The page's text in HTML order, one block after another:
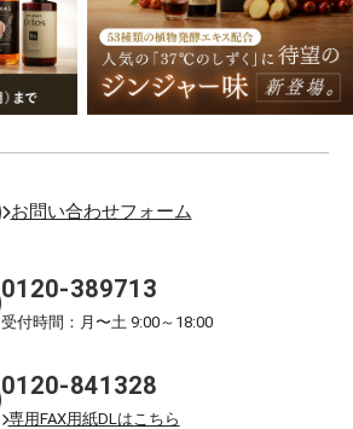
お問い合わせフォーム
0120-389713
受付時間：月〜土 9:00～18:00
0120-841328
専用FAX用紙DLはこちら